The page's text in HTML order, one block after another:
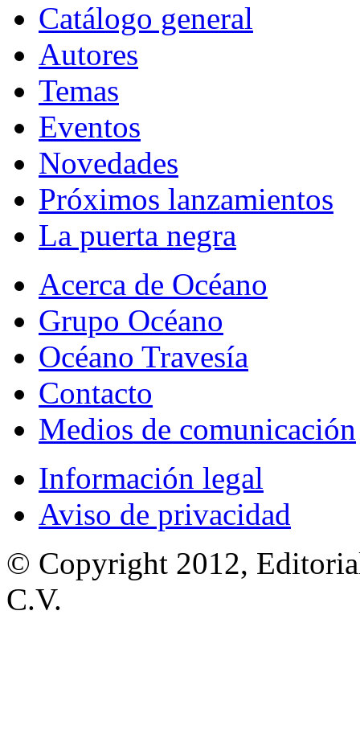
Catálogo general
Autores
Temas
Eventos
Novedades
Próximos lanzamientos
La puerta negra
Acerca de Océano
Grupo Océano
Océano Travesía
Contacto
Medios de comunicación
Información legal
Aviso de privacidad
© Copyright 2012,
C.V.